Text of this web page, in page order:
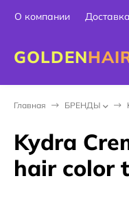
О компании
GOLDEN
Главная БPEНДЫ
Kydra
hair color